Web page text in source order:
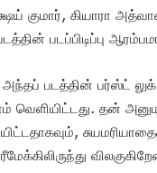
குமார், கியாரா
படப்பிடிப்பு
அந்தப் படத்தின் பர்ஸ்ட்
வெளியிட்டது. தன்